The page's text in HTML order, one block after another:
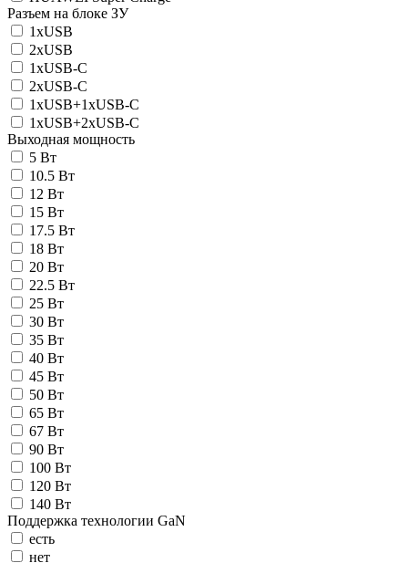
Разъем на блоке ЗУ
1xUSB
2xUSB
1xUSB-C
2xUSB-C
1xUSB+1xUSB-C
1xUSB+2xUSB-C
Выходная мощность
5 Вт
10.5 Вт
12 Вт
15 Вт
17.5 Вт
18 Вт
20 Вт
22.5 Вт
25 Вт
30 Вт
35 Вт
40 Вт
45 Вт
50 Вт
65 Вт
67 Вт
90 Вт
100 Вт
120 Вт
140 Вт
Поддержка технологии GaN
есть
нет